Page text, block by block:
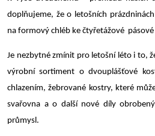
doplňujeme, že o letošních
na formový chléb ke čtyřetážové pásové
Je nezbytné zmínit pro letošní léto i to,
výrobní sortiment o dvouplášťové
chlazením, žebrované kostry, které
svařovna a o další nové díly
průmysl.